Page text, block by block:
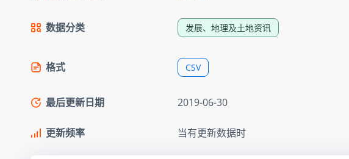
数据分类 发展、地理及土地资讯
格式 CSV
最后更新日期 2019-06-30
更新频率 当有更新数据时